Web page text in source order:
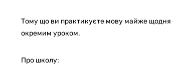
Тому що ви практикуєте мову майже щодня
окремим уроком.
Про школу: